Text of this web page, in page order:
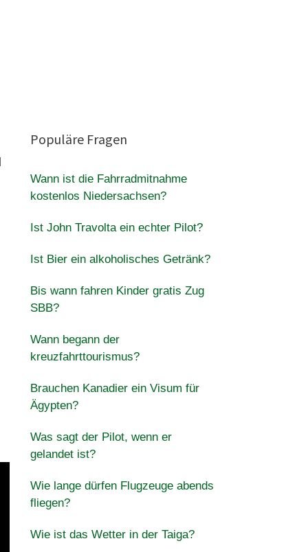
Populäre Fragen
Wann ist die Fahrradmitnahme
kostenlos Niedersachsen?
Ist John Travolta ein echter Pilot?
Ist Bier ein alkoholisches Getränk?
Bis wann fahren Kinder gratis Zug
SBB?
Wann begann der
kreuzfahrttourismus?
Brauchen Kanadier ein Visum für
Ägypten?
Was sagt der Pilot, wenn er
gelandet ist?
Wie lange dürfen Flugzeuge abends
fliegen?
Wie ist das Wetter in der Taiga?